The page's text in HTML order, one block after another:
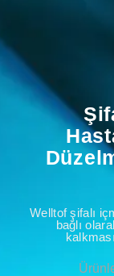
Welltof şifalı
bağlı